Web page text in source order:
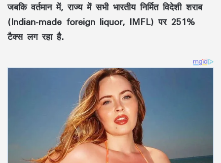
जबकि वर्तमान में, राज्य में सभी भारतीय निर्मित विदेशी शराब
(Indian-made foreign liquor, IMFL) पर 251%
टैक्स लग रहा है.